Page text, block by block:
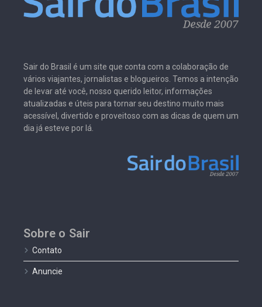
Sair do Brasil é um site que conta com a colaboração de
vários viajantes, jornalistas e blogueiros. Temos a intenção
de levar até você, nosso querido leitor, informações
atualizadas e úteis para tornar seu destino muito mais
acessível, divertido e proveitoso com as dicas de quem um
dia já esteve por lá.
Sobre o Sair
Contato
Anuncie